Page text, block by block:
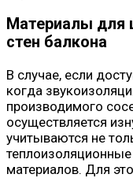
Материалы для
стен балкона
В случае, если
когда
производимого
осуществляется
учитываются не
материалов. Для